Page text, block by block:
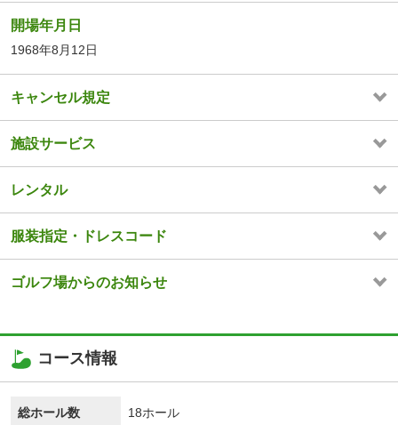
開場年月日
1968年8月12日
キャンセル規定
施設サービス
レンタル
服装指定・ドレスコード
ゴルフ場からのお知らせ
コース情報
総ホール数 18ホール